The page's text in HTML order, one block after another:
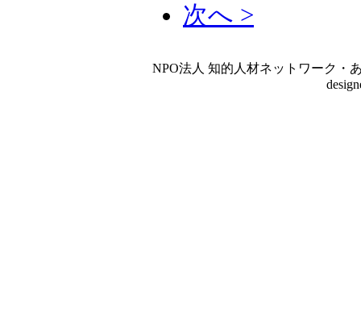
次へ >
NPO法人 知的人材ネットワーク・